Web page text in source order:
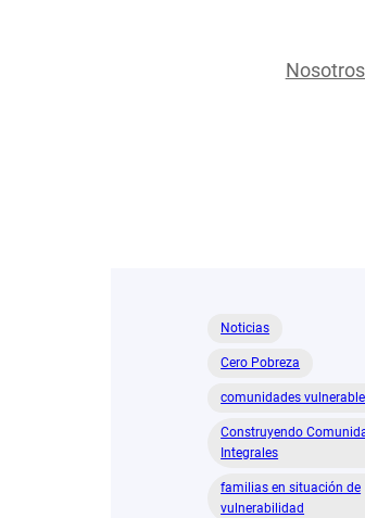
Noticias
Cero Pobreza
comunidades
Construyendo
Integrales
familias en situación de
vulnerabilidad